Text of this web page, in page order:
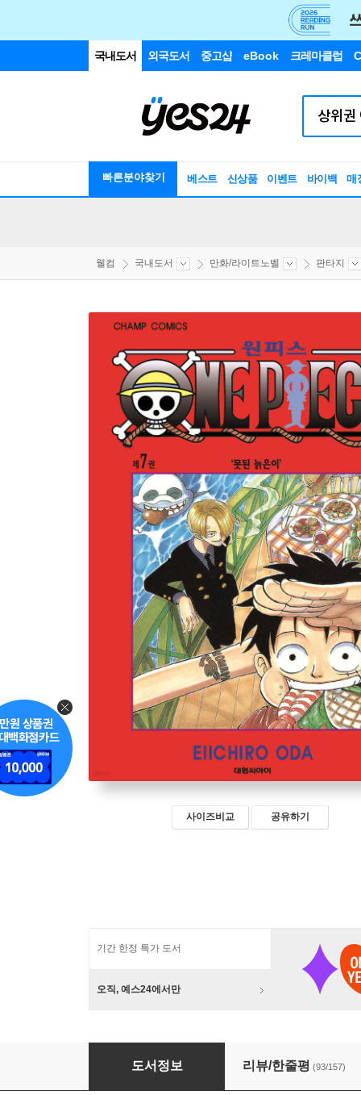
국내도서 외국도서 중고샵 eBook 크레마클럽
빠른분야찾기 베스트 신상품 이벤트 바이백 매
웰컴 국내도서 만화/라이트노벨 판타지
사이즈비교 공유하기
기간 한정 특가 도서
오직, 예스24에서만
원피스 ONE PIECE 7
도서정보 리뷰/한줄평 (93/157)